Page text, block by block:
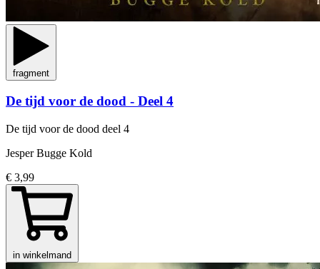
fragment
De tijd voor de dood - Deel 4
De tijd voor de dood deel 4
Jesper Bugge Kold
€ 3,99
in winkelmand